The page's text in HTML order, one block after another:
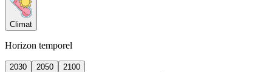
Climat
Horizon temporel
2030 2050
2100